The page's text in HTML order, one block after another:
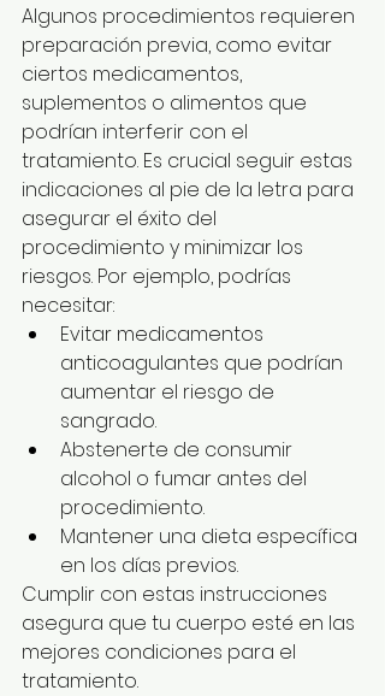
Algunos procedimientos requieren
preparación previa, como evitar
ciertos medicamentos,
suplementos o alimentos que
podrían interferir con el
tratamiento. Es crucial seguir estas
indicaciones al pie de la letra para
asegurar el éxito del
procedimiento y minimizar los
riesgos. Por ejemplo, podrías
necesitar:
Evitar medicamentos
anticoagulantes que podrían
aumentar el riesgo de
sangrado.
Abstenerte de consumir
alcohol o fumar antes del
procedimiento.
Mantener una dieta específica
en los días previos.
Cumplir con estas instrucciones
asegura que tu cuerpo esté en las
mejores condiciones para el
tratamiento.